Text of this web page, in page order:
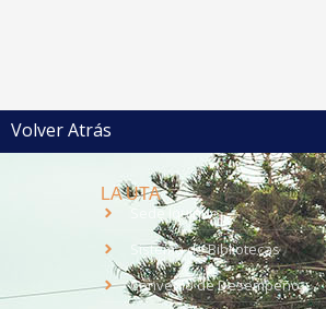
Volver Atrás
LA UTA
Sede Iquique
Sistema de Bibliotecas
Convenio de Desempeño